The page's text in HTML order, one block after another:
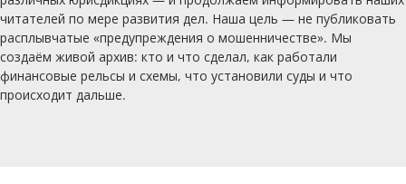
читателей по мере развития дел. Наша цель — не публиковать
расплывчатые «предупреждения о мошенничестве». Мы
создаём живой архив: кто и что сделал, как работали
финансовые рельсы и схемы, что установили суды и что
происходит дальше.